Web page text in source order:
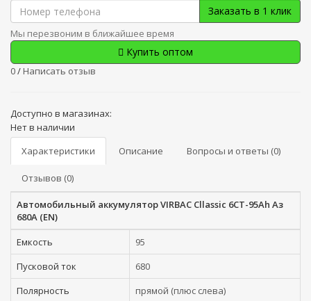
Заказать в 1 клик
Мы перезвоним в ближайшее время
Купить оптом
0/ Написать отзыв
Доступно в магазинах:
Нет в наличии
Характеристики
Описание Вопросы и ответы (0)
Отзывов (0)
Автомобильный аккумулятор VIRBAC Cllassic 6СТ-95Ah Аз
680A (EN)
Емкость
95
Пусковой ток
680
Полярность
прямой (плюс слева)